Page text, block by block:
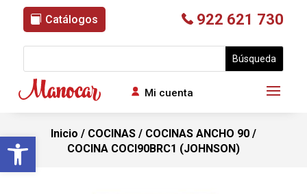
Abrir barra de herramientas
Catálogos 922 621 730
Mi cuenta
Inicio / COCINAS/ COCINAS ANCHO 90/
COCINA COCI90BRC1 (JOHNSON)